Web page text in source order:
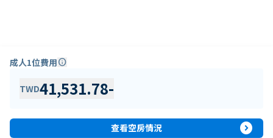
成人1位費用info
TWD41,531.78-
查看空房情況 expand_circle_right